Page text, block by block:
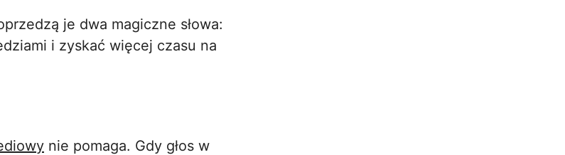
je dwa magiczne słowa:
i zyskać więcej czasu na
nie pomaga. Gdy głos w